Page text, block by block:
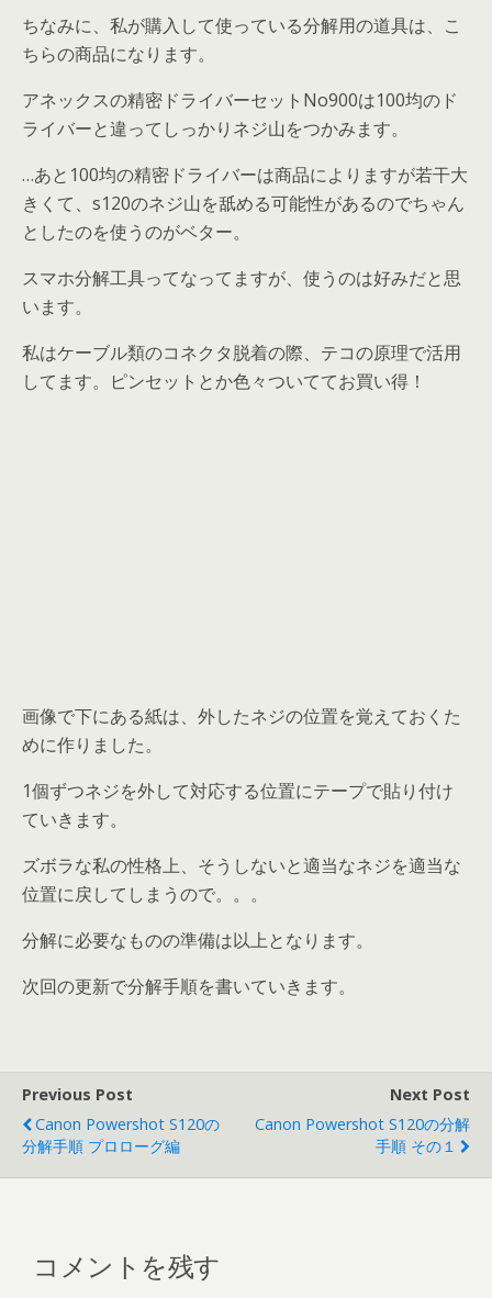
ちなみに、私が購入して使っている分解用の道具は、こ
ちらの商品になります。
アネックスの精密ドライバーセットNo900は100均のド
ライバーと違ってしっかりネジ山をつかみます。
…あと100均の精密ドライバーは商品によりますが若干大
きくて、s120のネジ山を舐める可能性があるのでちゃん
としたのを使うのがベター。
スマホ分解工具ってなってますが、使うのは好みだと思
います。
私はケーブル類のコネクタ脱着の際、テコの原理で活用
してます。ピンセットとか色々ついててお買い得！
画像で下にある紙は、外したネジの位置を覚えておくた
めに作りました。
1個ずつネジを外して対応する位置にテープで貼り付け
ていきます。
ズボラな私の性格上、そうしないと適当なネジを適当な
位置に戻してしまうので。。。
分解に必要なものの準備は以上となります。
次回の更新で分解手順を書いていきます。
Previous Post
Canon Powershot S120の
分解手順 プロローグ編
Next Post
Canon Powershot S120の分解
手順 その１
コメントを残す